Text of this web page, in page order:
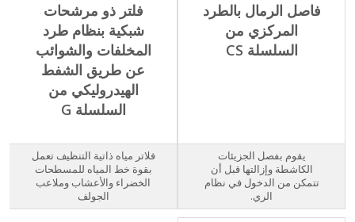
فاصل الرمال بالطرد
المركزي من
السلسلة CS
يقوم بفصل الجزيئات
الكاشطة وإزالتها قبل أن
تتمكن من الدخول في نظام
الري.
فلتر ذو مرشحات
شبكية بنظام طرد
المخلفات والشوائب
عن طريق الشفط
الهيدروليكي من
السلسلة G
فلاتر مياه ذاتية التنظيف تعمل
بقوة خط المياه للمسطحات
الخضراء والأعشاب وملاعب
الجولف